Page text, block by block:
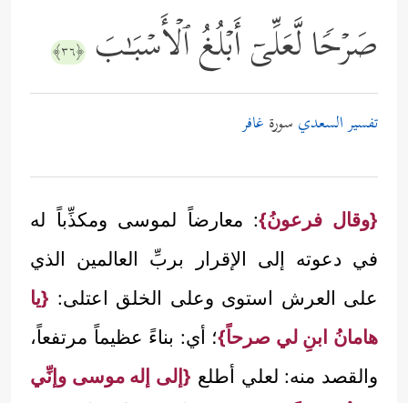
صَرۡحࣰا لَّعَلِّیۤ أَبۡلُغُ ٱلۡأَسۡبَـٰبَ ﴿٣٦﴾
تفسير السعدي سورة غافر
{وقال فرعونُ}: معارضاً لموسى ومكذِّباً له
في دعوته إلى الإقرار بربِّ العالمين الذي
على العرش استوى وعلى الخلق اعتلى: {يا
هامانُ ابنِ لي صرحاً}؛ أي: بناءً عظيماً مرتفعاً،
والقصد منه: لعلي أطلع {إلى إله موسى وإنِّي